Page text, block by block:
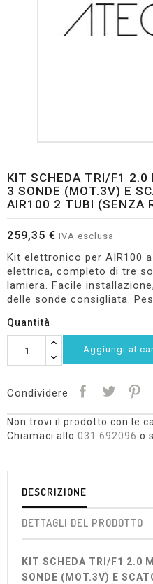
KIT SCHEDA TRI/F1 2.0
3 SONDE (MOT.3V) E
AIR100 2 TUBI (SENZA
259,35 € IVA esclusa
Kit elettronico per AIR100
elettrica, completo di tre
lamiera. Facile
delle sonde consigliata.
Quantità
Aggiungi al
Condividere
Non trovi il prodotto con le
Chiamaci allo 031.692096 o
DESCRIZIONE
DETTAGLI DEL PRODOTTO
KIT SCHEDA TRI/F1 2.0
SONDE (MOT.3V) E